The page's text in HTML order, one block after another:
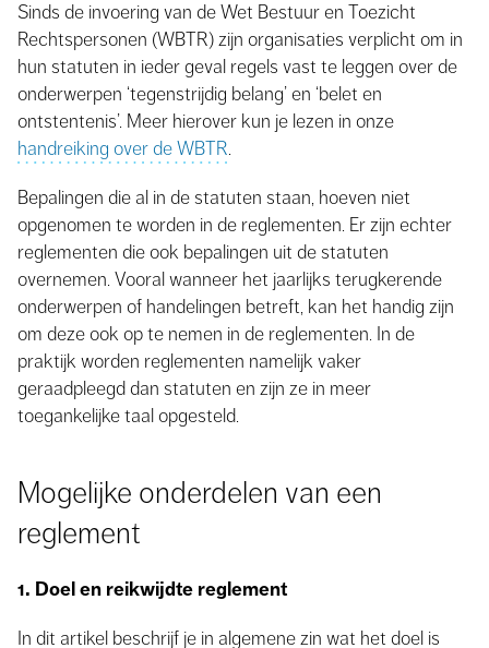
Sinds de invoering van de Wet Bestuur en Toezicht
Rechtspersonen (WBTR) zijn organisaties verplicht om in
hun statuten in ieder geval regels vast te leggen over de
onderwerpen ‘tegenstrijdig belang’ en ‘belet en
ontstentenis’. Meer hierover kun je lezen in onze
handreiking over de WBTR.
Bepalingen die al in de statuten staan, hoeven niet
opgenomen te worden in de reglementen. Er zijn echter
reglementen die ook bepalingen uit de statuten
overnemen. Vooral wanneer het jaarlijks terugkerende
onderwerpen of handelingen betreft, kan het handig zijn
om deze ook op te nemen in de reglementen. In de
praktijk worden reglementen namelijk vaker
geraadpleegd dan statuten en zijn ze in meer
toegankelijke taal opgesteld.
Mogelijke onderdelen van een
reglement
1. Doelen reikwijdte reglement
In dit artikel beschrijf je in algemene zin wat het doel is